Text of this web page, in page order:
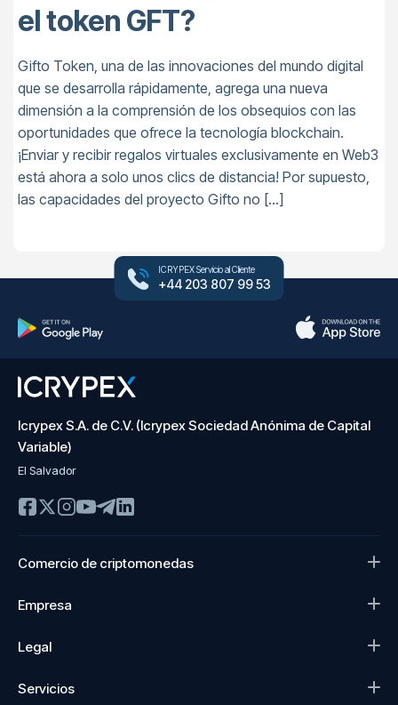
el token GFT?
Gifto Token, una de las innovaciones del mundo digital
que se desarrolla rápidamente, agrega una nueva
dimensión a la comprensión de los obsequios con las
oportunidades que ofrece la tecnología blockchain.
¡Enviar y recibir regalos virtuales exclusivamente en Web3
está ahora a solo unos clics de distancia! Por supuesto,
las capacidades del proyecto Gifto no […]
ICRYPEX Servicio al Cliente
+44 203 807 99 53
Icrypex S.A. de C.V. (Icrypex Sociedad Anónima de Capital
Variable)
El Salvador
Comercio de criptomonedas
Empresa
Legal
Servicios